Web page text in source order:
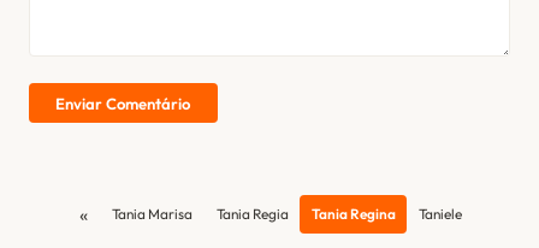
Enviar Comentário
« Tania Marisa Tania Regia Tania Regina Taniele